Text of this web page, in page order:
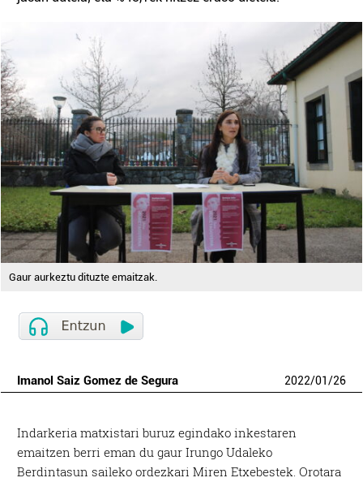
Gaur aurkeztu dituzte emaitzak.
Imanol Saiz Gomez de Segura 2022/01/26
Indarkeria matxistari buruz egindako inkestaren
emaitzen berri eman du gaur Irungo Udaleko
Berdintasun saileko ordezkari Miren Etxebestek. Orotara